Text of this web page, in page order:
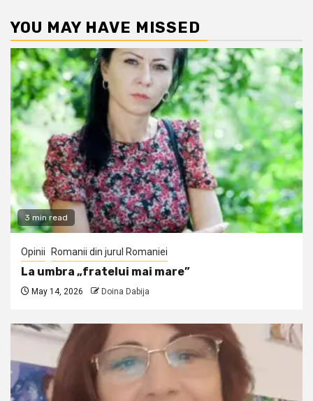
YOU MAY HAVE MISSED
3 min read
Opinii Romanii din jurul Romaniei
La umbra „fratelui mai mare”
May 14, 2026 Doina Dabija